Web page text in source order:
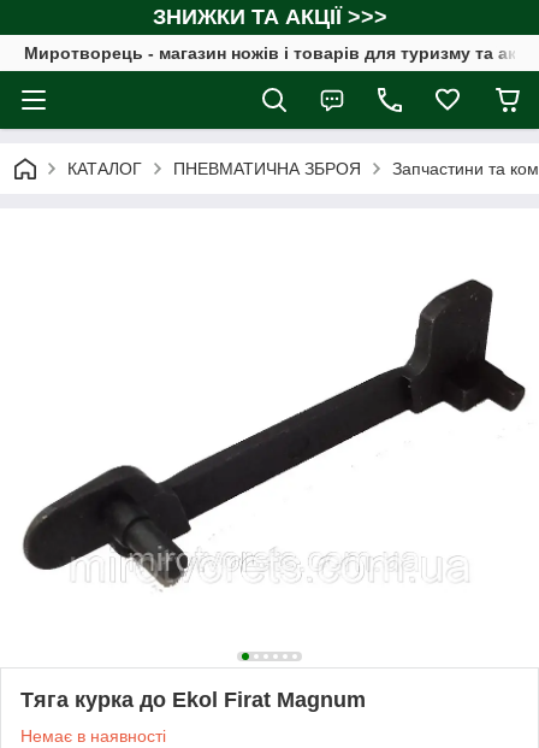
ЗНИЖКИ ТА АКЦІЇ >>>
Миротворець - магазин ножів і товарів для туризму та
КАТАЛОГ ПНЕВМАТИЧНА ЗБРОЯ Запчастини та
Тяга курка до Ekol Firat Magnum
Немає в наявності